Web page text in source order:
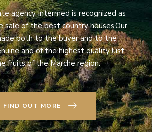
agency Intermed is recognized as
sale of the best country houses.Our
both to the buyer and to the
and of the highest quality,Just
fruits of the Marche region.
FIND OUT MORE